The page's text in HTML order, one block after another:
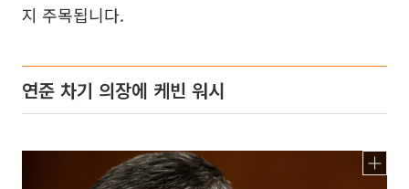
지 주목됩니다.
연준 차기 의장에 케빈 워시